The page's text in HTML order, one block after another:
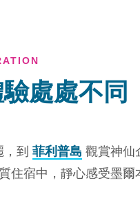
處處不同
到 菲利普島 觀賞神仙
宿中，靜心感受墨爾